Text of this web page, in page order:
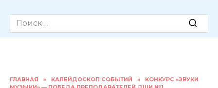
Search
for:
ГЛАВНАЯ » КАЛЕЙДОСКОП СОБЫТИЙ »
КОНКУРС «ЗВУКИ